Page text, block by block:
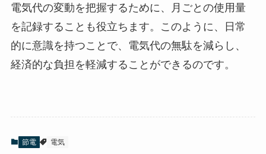
電気代の変動を把握するために、月ごとの使用量
を記録することも役立ちます。このように、日常
的に意識を持つことで、電気代の無駄を減らし、
経済的な負担を軽減することができるのです。
節電 電気